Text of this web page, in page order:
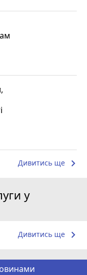
Дивитись ще keyboard_arrow_right
у
Дивитись ще keyboard_arrow_right